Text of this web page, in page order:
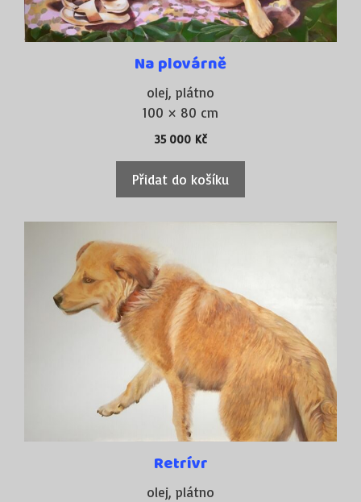
Na plovárně
olej, plátno
100 × 80 cm
35 000 Kč
Přidat do košíku
Retrívr
olej, plátno